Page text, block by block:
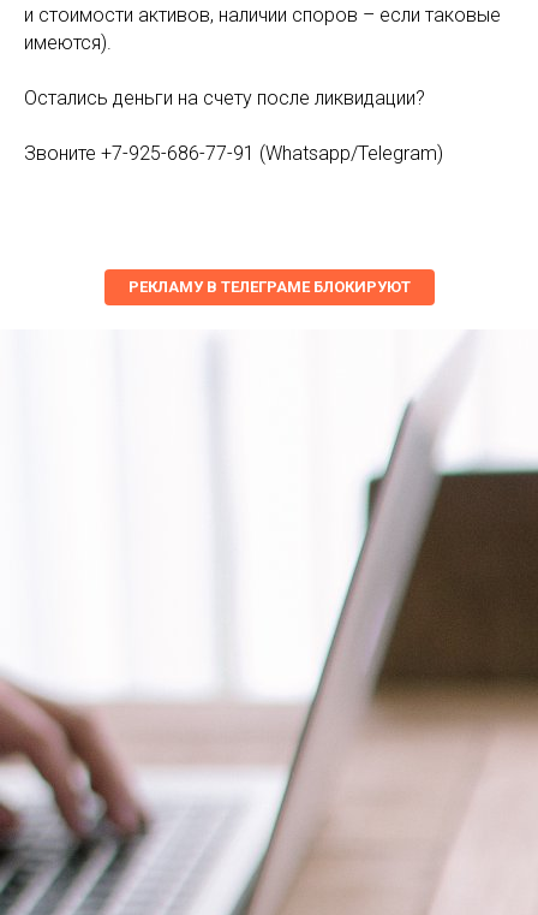
и стоимости активов, наличии споров – если таковые
имеются).
Остались деньги на счету после ликвидации?
Звоните +7-925-686-77-91 (Whatsapp/Telegram)
РЕКЛАМУ В ТЕЛЕГРАМЕ БЛОКИРУЮТ